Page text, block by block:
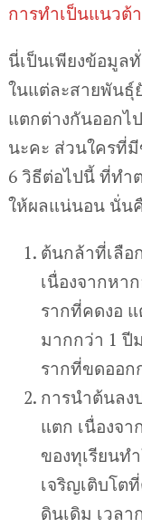
การทำเป็นแนวต้
นี่เป็นเพียงข้อมูล
ในแต่ละสายพันธุ์
แตกต่างกันออกไ
นะคะ ส่วนใครที่
6 วิธีต่อไปนี้ ที่ทำ
ให้ผลแน่นอน นั่น
ต้นกล้าที่เลือ
เนื่องจากหา
รากที่คดงอ
มากกว่า 1 ปี
รากที่ขดออก
การนำต้นลง
แตก เนื่องจา
ของทุเรียนท
เจริญเติบโต
ดินเดิม เวล